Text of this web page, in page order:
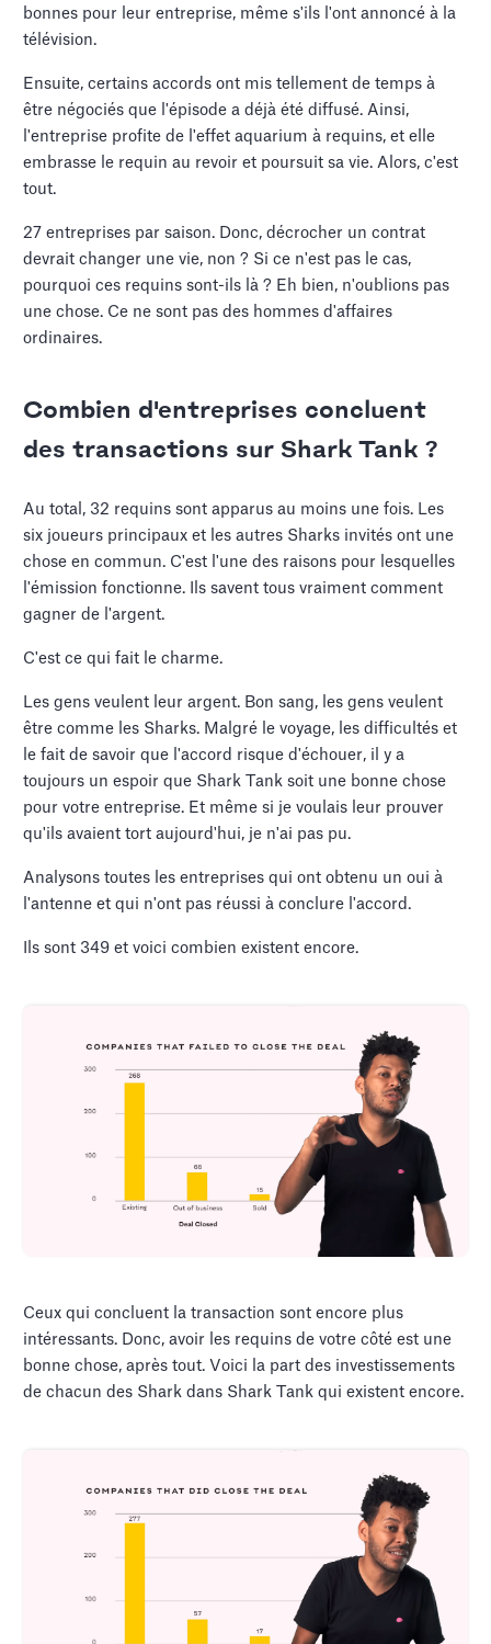
bonnes pour leur entreprise, même s'ils l'ont annoncé à la
télévision.
Ensuite, certains accords ont mis tellement de temps à
être négociés que l'épisode a déjà été diffusé. Ainsi,
l'entreprise profite de l'effet aquarium à requins, et elle
embrasse le requin au revoir et poursuit sa vie. Alors, c'est
tout.
27 entreprises par saison. Donc, décrocher un contrat
devrait changer une vie, non ? Si ce n'est pas le cas,
pourquoi ces requins sont-ils là ? Eh bien, n'oublions pas
une chose. Ce ne sont pas des hommes d'affaires
ordinaires.
Combien d'entreprises concluent
des transactions sur Shark Tank ?
Au total, 32 requins sont apparus au moins une fois. Les
six joueurs principaux et les autres Sharks invités ont une
chose en commun. C'est l'une des raisons pour lesquelles
l'émission fonctionne. Ils savent tous vraiment comment
gagner de l'argent.
C'est ce qui fait le charme.
Les gens veulent leur argent. Bon sang, les gens veulent
être comme les Sharks. Malgré le voyage, les difficultés et
le fait de savoir que l'accord risque d'échouer, il y a
toujours un espoir que Shark Tank soit une bonne chose
pour votre entreprise. Et même si je voulais leur prouver
qu'ils avaient tort aujourd'hui, je n'ai pas pu.
Analysons toutes les entreprises qui ont obtenu un oui à
l'antenne et qui n'ont pas réussi à conclure l'accord.
Ils sont 349 et voici combien existent encore.
Ceux qui concluent la transaction sont encore plus
intéressants. Donc, avoir les requins de votre côté est une
bonne chose, après tout. Voici la part des investissements
de chacun des Shark dans Shark Tank qui existent encore.